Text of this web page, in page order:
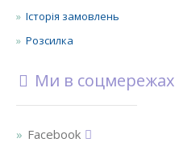
Історія замовлень
Розсилка
Ми в соцмережах
Facebook